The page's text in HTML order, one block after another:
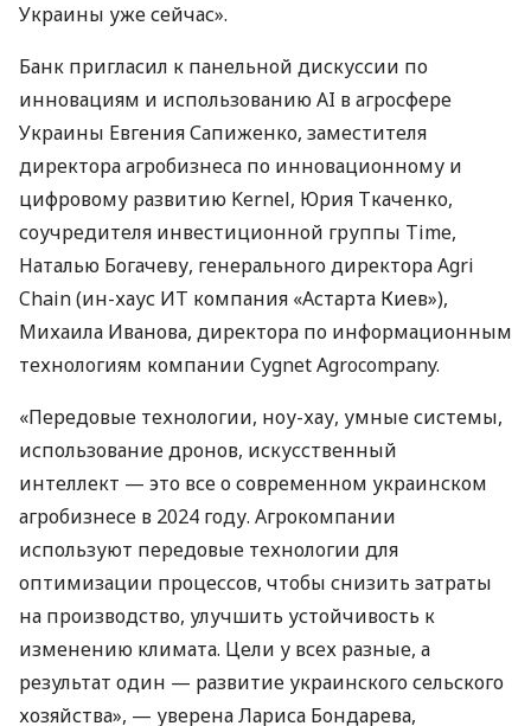
Украины уже сейчас».
Банк пригласил к панельной дискуссии по
инновациям и использованию AI в агросфере
Украины Евгения Сапиженко, заместителя
директора агробизнеса по инновационному и
цифровому развитию Kernel, Юрия Ткаченко,
соучредителя инвестиционной группы Time,
Наталью Богачеву, генерального директора Agri
Chain (ин-хаус ИТ компания «Астарта Киев»),
Михаила Иванова, директора по информационным
технологиям компании Cygnet Agrocompany.
«Передовые технологии, ноу-хау, умные системы,
использование дронов, искусственный
интеллект — это все о современном украинском
агробизнесе в 2024 году. Агрокомпании
используют передовые технологии для
оптимизации процессов, чтобы снизить затраты
на производство, улучшить устойчивость к
изменению климата. Цели у всех разные, а
результат один — развитие украинского сельского
хозяйства», — уверена Лариса Бондарева,